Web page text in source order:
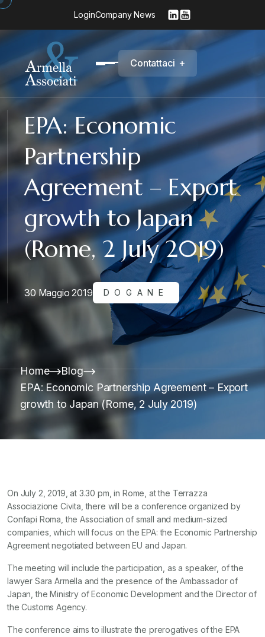
LoginCompany News
Contattaci +
EPA: Economic
Partnership
Agreement – Export
growth to Japan
(Rome, 2 July 2019)
30 Maggio 2019 DOGANE
Home
Blog
EPA: Economic Partnership Agreement – Export
growth to Japan (Rome, 2 July 2019)
On July 2, 2019, at 3.30 pm, in Rome, at the Terrazza
Associazione Civita, there will be a conference organized by
Confapi Roma, the Association of small and medium-sized
companies, which will focus on the EPA: the Economic Partnership
Agreement negotiated between EU and Japan.
The meeting will include the participation, as a speaker, of the
lawyer Sara Armella and the presence of the Ambassador of
Japan, the Ministry of Economic Development and the Director of
the Customs Agency.
The conference aims to illustrate the prerogatives of the EPA